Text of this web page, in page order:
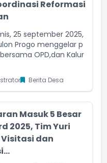
Reformasi
25 september 2025,
Progo menggelar p
OPD,dan Kalur
Berita Desa
Masuk 5 Besar
2025, Tim Yuri
dan